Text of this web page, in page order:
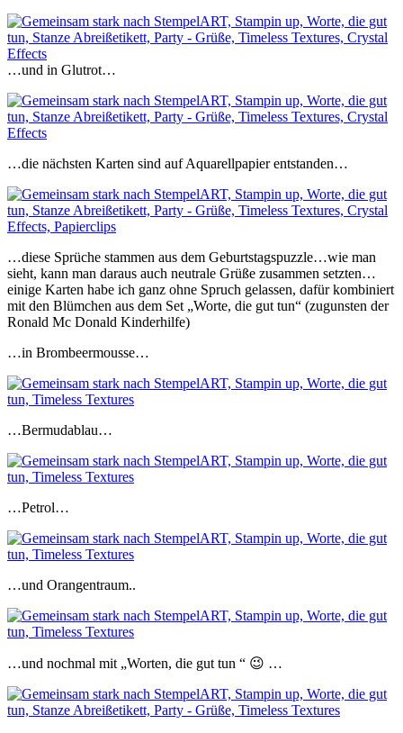
…und in Glutrot…
…die nächsten Karten sind auf Aquarellpapier entstanden…
…diese Sprüche stammen aus dem Geburtstagspuzzle…wie man
sieht, kann man daraus auch neutrale Grüße zusammen setzten…
einige Karten habe ich ganz ohne Spruch gelassen, dafür kombiniert
mit den Blümchen aus dem Set „Worte, die gut tun“ (zugunsten der
Ronald Mc Donald Kinderhilfe)
…in Brombeermousse…
…Bermudablau…
…Petrol…
…und Orangentraum..
…und nochmal mit „Worten, die gut tun “ 😉 …